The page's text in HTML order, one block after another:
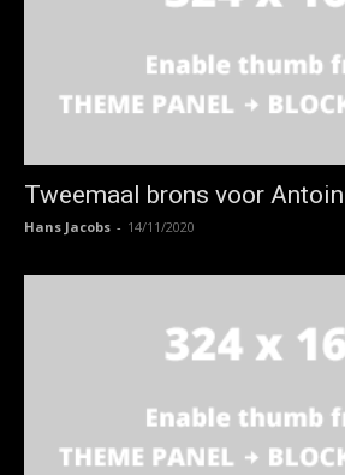
Tweemaal brons voor
Hans Jacobs - 14/11/2020